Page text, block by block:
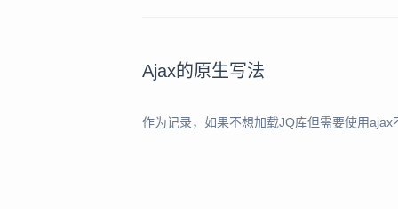
Ajax的原生写法
作为记录，如果不想加载JQ库但需要使用